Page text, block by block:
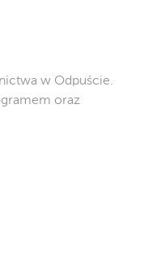
w Odpuście.
oraz